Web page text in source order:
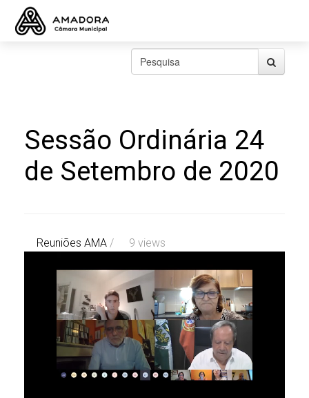
Sessão Ordinária 24
de Setembro de 2020
Reuniões AMA / 9 views